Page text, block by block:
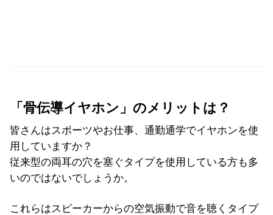
「骨伝導イヤホン」のメリットは？
皆さんはスポーツやお仕事、通勤通学でイヤホンを使
用していますか？
従来型の両耳の穴を塞ぐタイプを使用している方も多
いのではないでしょうか。
これらはスピーカーからの空気振動で音を聴くタイプ